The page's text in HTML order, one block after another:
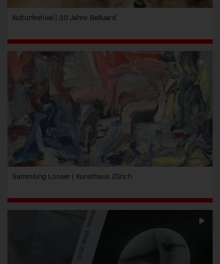
Kulturfestival | 30 Jahre Belluard
Sammlung Looser | Kunsthaus Zürich